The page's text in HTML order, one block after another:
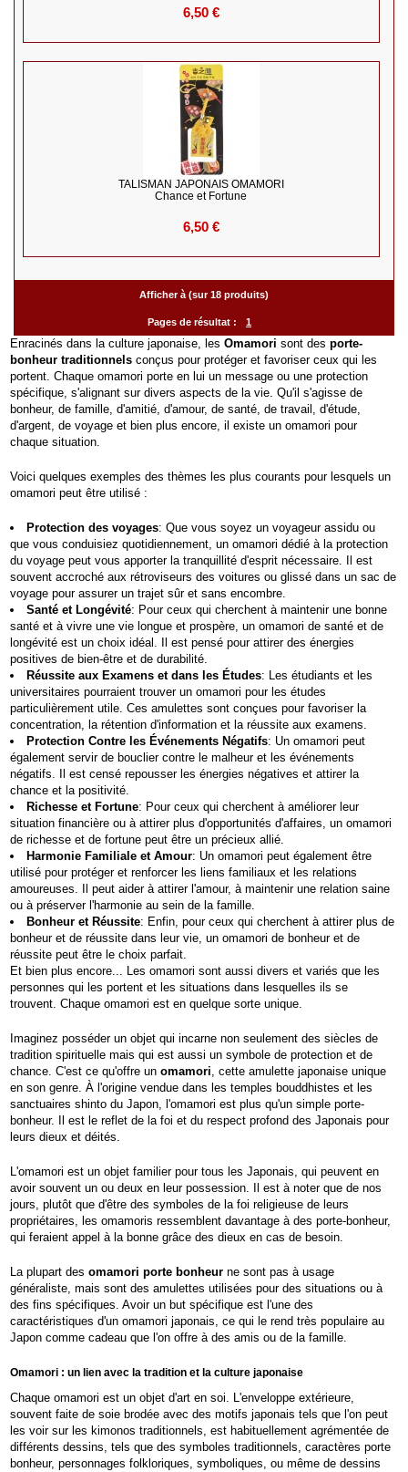
6,50 €
TALISMAN JAPONAIS OMAMORI
Chance et Fortune
6,50 €
Afficher à (sur 18 produits)
Pages de résultat : 1
Enracinés dans la culture japonaise, lesOmamori sont desporte-
bonheur traditionnels conçus pour protéger et favoriser ceux qui les
portent. Chaque omamori porte en lui un message ou une protection
spécifique, s'alignant sur divers aspects de la vie. Qu'il s'agisse de
bonheur, de famille, d'amitié, d'amour, de santé, de travail, d'étude,
d'argent, de voyage et bien plus encore, il existe un omamori pour
chaque situation.
Voici quelques exemples des thèmes les plus courants pour lesquels un
omamori peut être utilisé :
Protection des voyages: Que vous soyez un voyageur assidu ou
que vous conduisiez quotidiennement, un omamori dédié à la protection
du voyage peut vous apporter la tranquillité d'esprit nécessaire. Il est
souvent accroché aux rétroviseurs des voitures ou glissé dans un sac de
voyage pour assurer un trajet sûr et sans encombre.
Santé et Longévité: Pour ceux qui cherchent à maintenir une bonne
santé et à vivre une vie longue et prospère, un omamori de santé et de
longévité est un choix idéal. Il est pensé pour attirer des énergies
positives de bien-être et de durabilité.
Réussite aux Examens et dans les Études: Les étudiants et les
universitaires pourraient trouver un omamori pour les études
particulièrement utile. Ces amulettes sont conçues pour favoriser la
concentration, la rétention d'information et la réussite aux examens.
Protection Contre les Événements Négatifs: Un omamori peut
également servir de bouclier contre le malheur et les événements
négatifs. Il est censé repousser les énergies négatives et attirer la
chance et la positivité.
Richesse et Fortune: Pour ceux qui cherchent à améliorer leur
situation financière ou à attirer plus d'opportunités d'affaires, un omamori
de richesse et de fortune peut être un précieux allié.
Harmonie Familiale et Amour: Un omamori peut également être
utilisé pour protéger et renforcer les liens familiaux et les relations
amoureuses. Il peut aider à attirer l'amour, à maintenir une relation saine
ou à préserver l'harmonie au sein de la famille.
Bonheur et Réussite: Enfin, pour ceux qui cherchent à attirer plus de
bonheur et de réussite dans leur vie, un omamori de bonheur et de
réussite peut être le choix parfait.
Et bien plus encore... Les omamori sont aussi divers et variés que les
personnes qui les portent et les situations dans lesquelles ils se
trouvent. Chaque omamori est en quelque sorte unique.
Imaginez posséder un objet qui incarne non seulement des siècles de
tradition spirituelle mais qui est aussi un symbole de protection et de
chance. C'est ce qu'offre unomamori, cette amulette japonaise unique
en son genre. À l'origine vendue dans les temples bouddhistes et les
sanctuaires shinto du Japon, l'omamori est plus qu'un simple porte-
bonheur. Il est le reflet de la foi et du respect profond des Japonais pour
leurs dieux et déités.
L'omamori est un objet familier pour tous les Japonais, qui peuvent en
avoir souvent un ou deux en leur possession. Il est à noter que de nos
jours, plutôt que d'être des symboles de la foi religieuse de leurs
propriétaires, les omamoris ressemblent davantage à des porte-bonheur,
qui feraient appel à la bonne grâce des dieux en cas de besoin.
La plupart desomamori porte bonheur ne sont pas à usage
généraliste, mais sont des amulettes utilisées pour des situations ou à
des fins spécifiques. Avoir un but spécifique est l'une des
caractéristiques d'un omamori japonais, ce qui le rend très populaire au
Japon comme cadeau que l'on offre à des amis ou de la famille.
Omamori : un lien avec la tradition et la culture japonaise
Chaque omamori est un objet d'art en soi. L'enveloppe extérieure,
souvent faite de soie brodée avec des motifs japonais tels que l'on peut
les voir sur les kimonos traditionnels, est habituellement agrémentée de
différents dessins, tels que des symboles traditionnels, caractères porte
bonheur, personnages folkloriques, symboliques, ou même de dessins